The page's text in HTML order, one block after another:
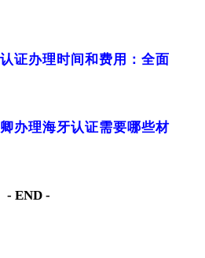
证办理时间和费用：全面
办理海牙认证需要哪些材
- END -